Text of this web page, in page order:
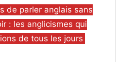
de parler anglais sans
: les anglicismes qui
de tous les jours